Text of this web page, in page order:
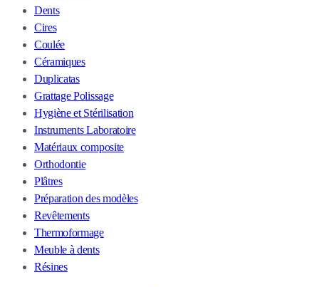
Dents
Cires
Coulée
Céramiques
Duplicatas
Grattage Polissage
Hygiène et Stérilisation
Instruments Laboratoire
Matériaux composite
Orthodontie
Plâtres
Préparation des modèles
Revêtements
Thermoformage
Meuble à dents
Résines